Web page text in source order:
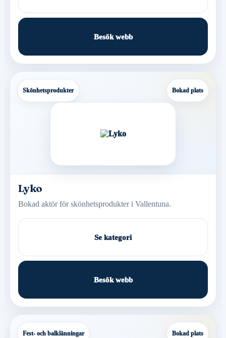
Besök webb
Skönhetsprodukter Bokad plats
Lyko
Bokad aktör för skönhetsprodukter i Vallentuna.
Se kategori
Besök webb
Fest- och balklänningar Bokad plats